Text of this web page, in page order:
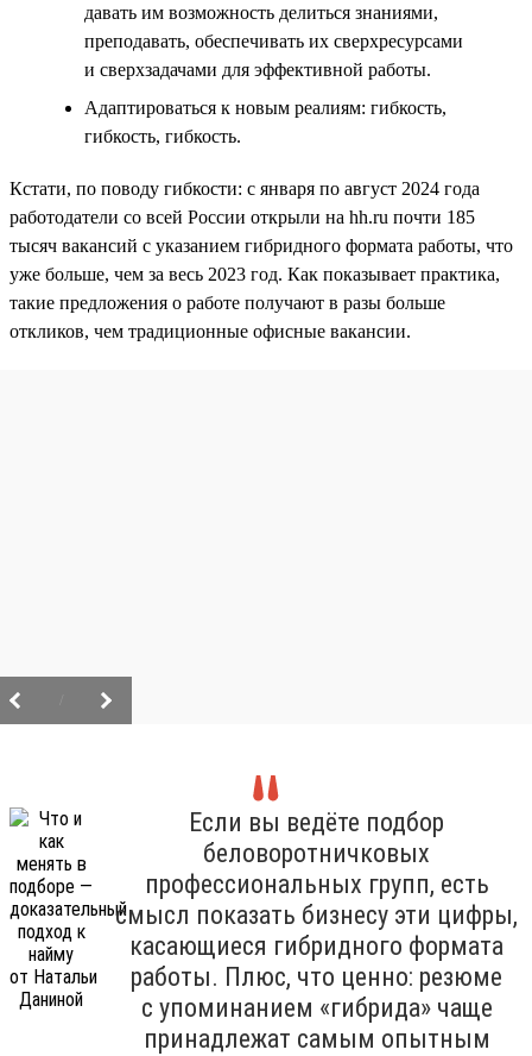
давать им возможность делиться знаниями,
преподавать, обеспечивать их сверхресурсами
и сверхзадачами для эффективной работы.
Адаптироваться к новым реалиям: гибкость,
гибкость, гибкость.
Кстати, по поводу гибкости: с января по август 2024 года
работодатели со всей России открыли на hh.ru почти 185
тысяч вакансий с указанием гибридного формата работы, что
уже больше, чем за весь 2023 год. Как показывает практика,
такие предложения о работе получают в разы больше
откликов, чем традиционные офисные вакансии.
Если вы ведёте подбор
беловоротничковых
профессиональных групп, есть
смысл показать бизнесу эти цифры,
касающиеся гибридного формата
работы. Плюс, что ценно: резюме
с упоминанием «гибрида» чаще
принадлежат самым опытным